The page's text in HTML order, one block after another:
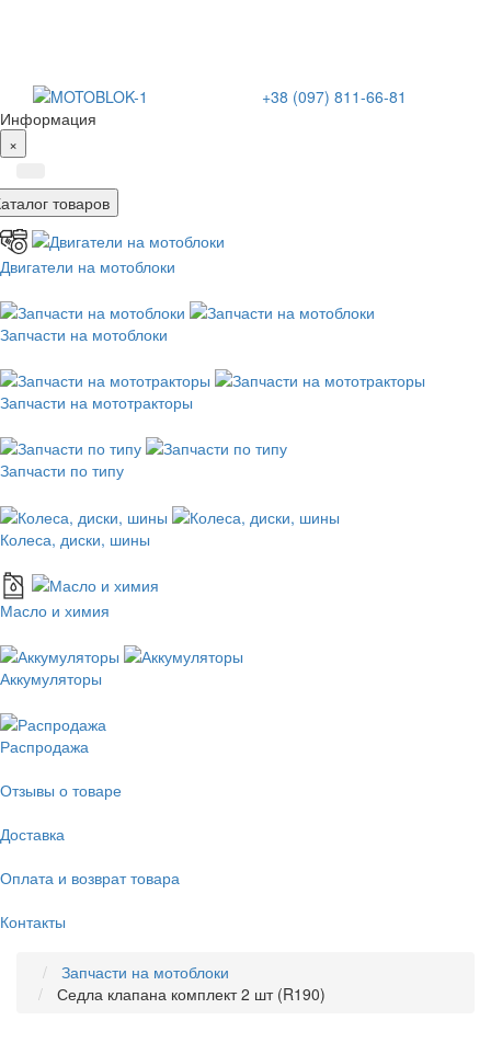
+38 (097) 811-66-81
Информация
×
товаров
Двигатели на мотоблоки
Запчасти на мотоблоки
Запчасти на мототракторы
Запчасти по типу
Колеса, диски, шины
Масло и химия
Аккумуляторы
Распродажа
Отзывы о товаре
Доставка
Оплата и возврат товара
Контакты
Запчасти на мотоблоки
Седла клапана комплект 2 шт (R190)